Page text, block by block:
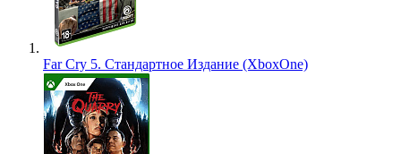
Far Cry 5. Стандартное Издание (XboxOne)